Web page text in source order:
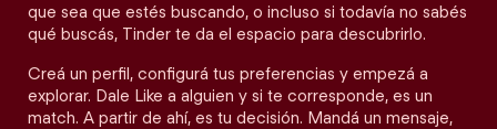
que sea que estés buscando, o incluso si todavía no sabés
qué buscás, Tinder te da el espacio para descubrirlo.
Creá un perfil, configurá tus preferencias y empezá a
explorar. Dale Like a alguien y si te corresponde, es un
match. A partir de ahí, es tu decisión. Mandá un mensaje,